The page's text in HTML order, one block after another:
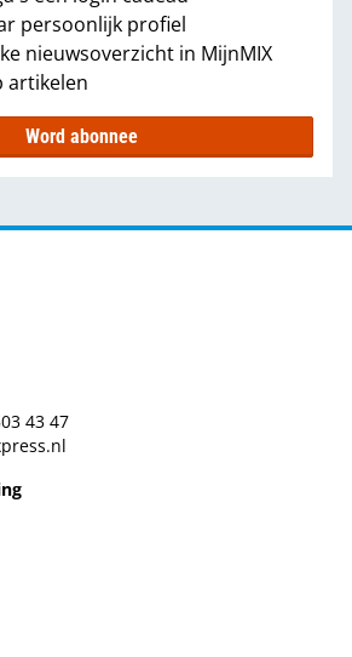
persoonlijk profiel
nieuwsoverzicht in MijnMIX
artikelen
Word abonnee
43 47